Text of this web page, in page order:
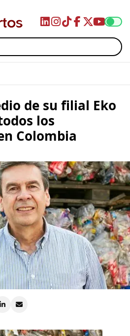
de su filial Eko
los
Colombia